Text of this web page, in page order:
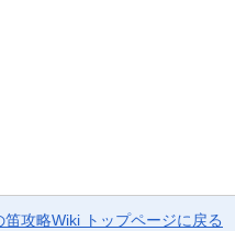
攻略Wiki トップページに戻る